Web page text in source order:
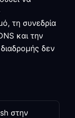
τη συνεδρία
και την
δεν
στην